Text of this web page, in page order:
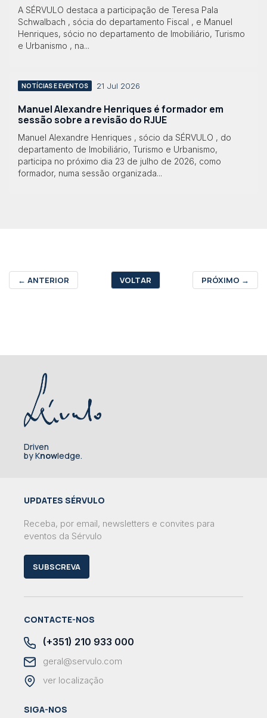
A SÉRVULO destaca a participação de Teresa Pala
Schwalbach , sócia do departamento Fiscal , e Manuel
Henriques, sócio no departamento de Imobiliário, Turismo
e Urbanismo , na...
NOTÍCIAS E EVENTOS 21 Jul 2026
Manuel Alexandre Henriques é formador em
sessão sobre a revisão do RJUE
Manuel Alexandre Henriques , sócio da SÉRVULO , do
departamento de Imobiliário, Turismo e Urbanismo,
participa no próximo dia 23 de julho de 2026, como
formador, numa sessão organizada...
← ANTERIOR VOLTAR PRÓXIMO →
Driven
by Knowledge.
UPDATES SÉRVULO
Receba, por email, newsletters e convites para
eventos da Sérvulo
SUBSCREVA
CONTACTE-NOS
(+351) 210 933 000
geral@servulo.com
ver localização
SIGA-NOS